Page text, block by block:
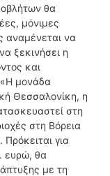
θα
μόνιμες
αναμένεται να
ξεκινήσει η
και
μονάδα
Θεσσαλονίκη, η
στη
στη Βόρεια
για
ευρώ, θα
με τη